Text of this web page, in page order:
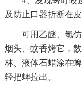
及防止口器折断在皮
可用乙醚、氯
烟头、蚊香烤它，
林、液体石蜡涂在
轻把蜱拉出。